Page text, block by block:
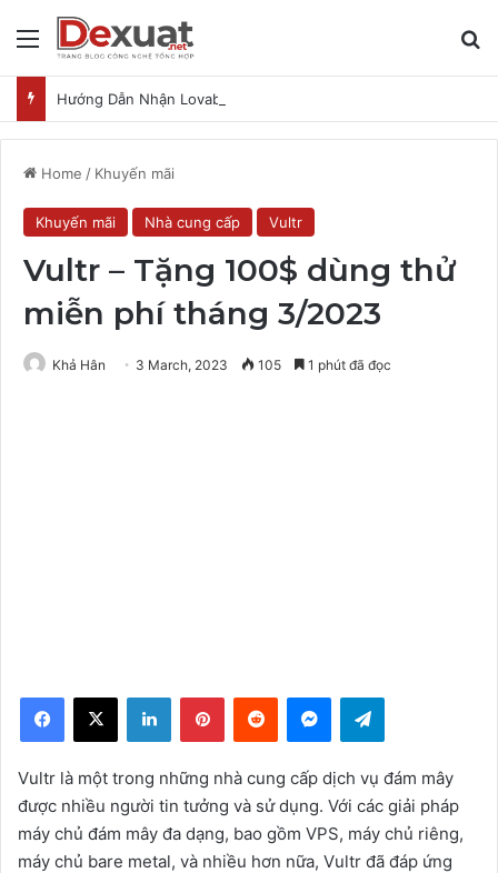
Menu
Hướng Dẫn Nhận Lovable Pro 3 Tháng Miễn Phí
Home / Khuyến mãi
Khuyến mãi Nhà cung cấp Vultr
Vultr – Tặng 100$ dùng thử
miễn phí tháng 3/2023
Khả Hân 3 March, 2023 105 1 phút đã đọc
Facebook
X LinkedInPinterestReddit MessengerTelegram
Vultr là một trong những nhà cung cấp dịch vụ đám mây
được nhiều người tin tưởng và sử dụng. Với các giải pháp
máy chủ đám mây đa dạng, bao gồm VPS, máy chủ riêng,
máy chủ bare metal, và nhiều hơn nữa, Vultr đã đáp ứng